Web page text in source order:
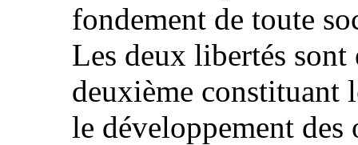
fondement de toute
Les deux libertés
deuxième constituant
le développement des